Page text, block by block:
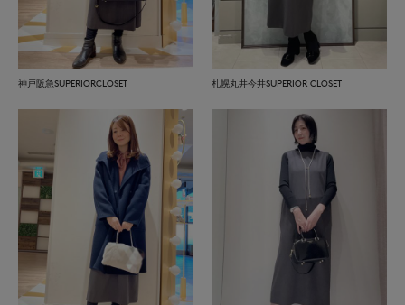
神戸阪急SUPERIORCLOSET 札幌丸井今井SUPERIOR CLOSET